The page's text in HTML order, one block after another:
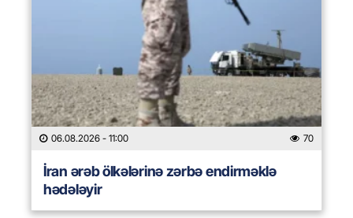
06.08.2026 - 11:00 70
İran ərəb ölkələrinə zərbə endirməklə
hədələyir